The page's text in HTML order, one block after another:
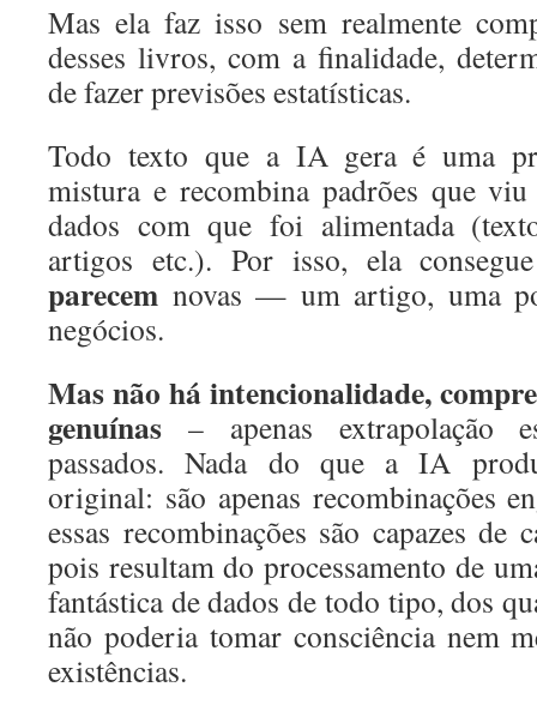
Mas ela faz isso sem realmente
desses livros, com a finalidade,
de fazer previsões estatísticas.
Todo texto que a IA gera é uma
mistura e recombina padrões que
dados com que foi alimentada
artigos etc.). Por isso, ela
parecem novas — um artigo, uma
negócios.
Mas não há intencionalidade,
genuínas – apenas extrapolação
passados. Nada do que a IA
original: são apenas recombinações
essas recombinações são capazes de
pois resultam do processamento de
fantástica de dados de todo tipo, dos
não poderia tomar consciência nem
existências.